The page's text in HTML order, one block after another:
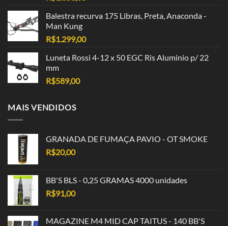
Balestra recurva 175 Libras, Preta, Anaconda -
Man Kung
R$1.299,00
Luneta Rossi 4-12 x 50 EGC Ris Aluminio p/ 22
mm
R$589,00
MAIS VENDIDOS
GRANADA DE FUMAÇA PAVIO - OT SMOKE
R$20,00
BB'S BLS - 0,25 GRAMAS 4000 unidades
R$91,00
MAGAZINE M4 MID CAP TAITUS - 140 BB'S